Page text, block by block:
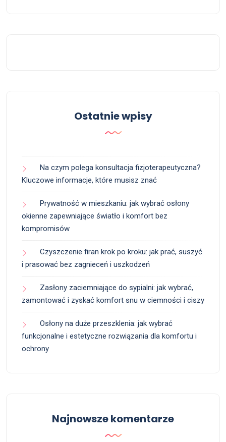
Ostatnie wpisy
Na czym polega konsultacja fizjoterapeutyczna?
Kluczowe informacje, które musisz znać
Prywatność w mieszkaniu: jak wybrać osłony
okienne zapewniające światło i komfort bez
kompromisów
Czyszczenie firan krok po kroku: jak prać, suszyć
i prasować bez zagnieceń i uszkodzeń
Zasłony zaciemniające do sypialni: jak wybrać,
zamontować i zyskać komfort snu w ciemności i ciszy
Osłony na duże przeszklenia: jak wybrać
funkcjonalne i estetyczne rozwiązania dla komfortu i
ochrony
Najnowsze komentarze